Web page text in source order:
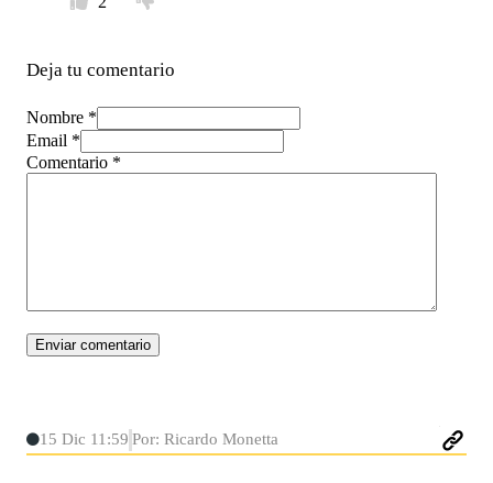
Deja tu comentario
Nombre *
Email *
Comentario *
15 Dic 11:59 Por: Ricardo Monetta